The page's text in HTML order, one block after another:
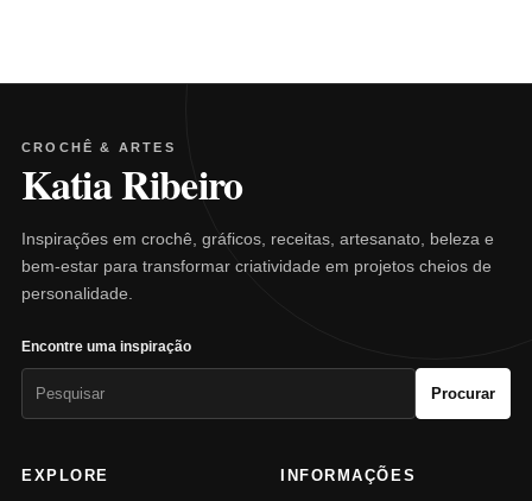
CROCHÊ & ARTES
Katia Ribeiro
Inspirações em crochê, gráficos, receitas, artesanato, beleza e
bem-estar para transformar criatividade em projetos cheios de
personalidade.
Encontre uma inspiração
Procurar
EXPLORE INFORMAÇÕES